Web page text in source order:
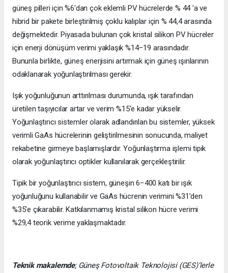
güneş pilleri için %6'dan çok eklemli PV hücrelerde % 44 'a ve
hibrid bir pakete birleştirilmiş çoklu kalıplar için % 44,4 arasında
değişmektedir. Piyasada bulunan çok kristal silikon PV hücreler
için enerji dönüşüm verimi yaklaşık %14−19 arasındadır.
Bununla birlikte, güneş enerjisini artırmak için güneş ışınlarının
odaklanarak yoğunlaştırılması gerekir.
Işık yoğunluğunun arttırılması durumunda, ışık tarafından
üretilen taşıyıcılar artar ve verim %15'e kadar yükselir.
Yoğunlaştırıcı sistemler olarak adlandırılan bu sistemler, yüksek
verimli GaAs hücrelerinin geliştirilmesinin sonucunda, maliyet
rekabetine girmeye başlamışlardır. Yoğunlaştırma işlemi tipik
olarak yoğunlaştırıcı optikler kullanılarak gerçekleştirilir.
Tipik bir yoğunlaştırıcı sistem, güneşin 6−400 katı bir ışık
yoğunluğunu kullanabilir ve GaAs hücrenin verimini %31'den
%35'e çıkarabilir. Katkılanmamış kristal silikon hücre verimi
%29,4 teorik verime yaklaşmaktadır.
Teknik makalemde; Güneş Fotovoltaik Teknolojisi (GES)’lerle